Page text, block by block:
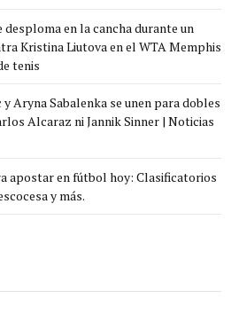
en la cancha durante un
Kristina Liutova en el WTA Memphis
tenis
Aryna Sabalenka se unen para dobles
Alcaraz ni Jannik Sinner | Noticias
apostar en fútbol hoy: Clasificatorios
y más.